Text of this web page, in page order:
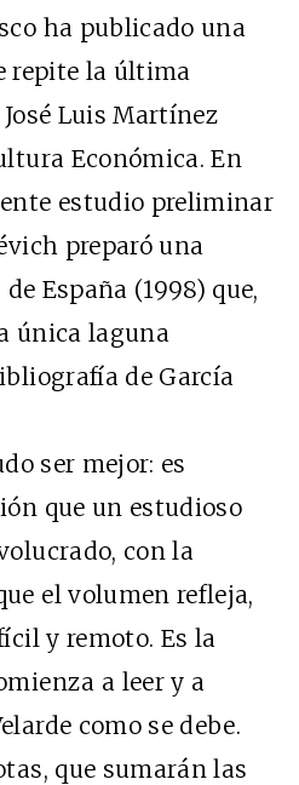
ha publicado una
repite la última
Luis Martínez
Económica. En
estudio preliminar
preparó una
España (1998) que,
única laguna
de García
ser mejor: es
que un estudioso
con la
el volumen refleja,
y remoto. Es la
a leer y a
como se debe.
que sumarán las